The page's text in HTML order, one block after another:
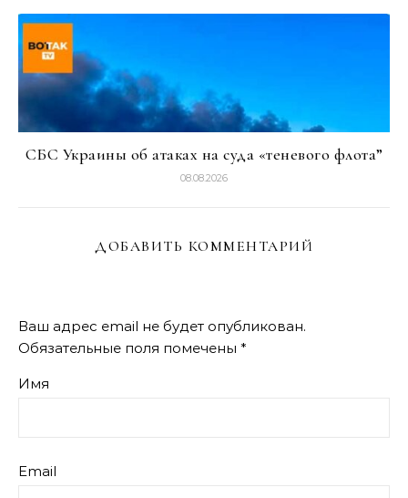
СБС Украины об атаках на суда «теневого флота”
08.08.2026
ДОБАВИТЬ КОММЕНТАРИЙ
Ваш адрес email не будет опубликован.
Обязательные поля помечены *
Имя
Email